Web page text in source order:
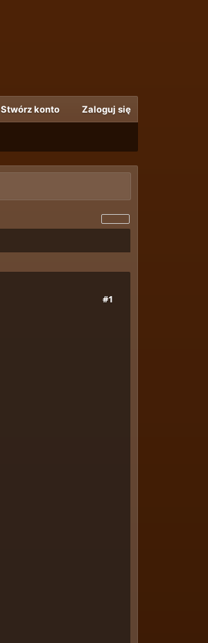
Stwórz konto Zaloguj się
#1